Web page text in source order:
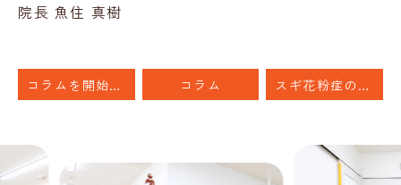
院長 魚住 真樹
コラムを開始します コラム スギ花粉症のシーズン間近、「初期療法」の勧め